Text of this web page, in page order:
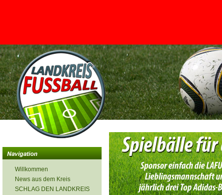
<
Willkommen
News aus dem Kreis
SCHLAG DEN LANDKREIS